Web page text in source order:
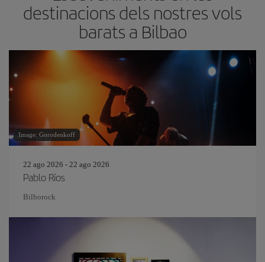
destinacions dels nostres vols
barats a Bilbao
Image: Gorodenkoff
22 ago 2026 - 22 ago 2026
Pablo Ríos
Bilborock